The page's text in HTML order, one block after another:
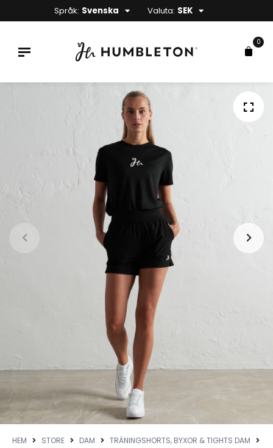
Språk: Svenska Valuta: SEK
0
HEM STORE DAM
TRÄNINGSHORTS, BYXOR & TIGHTS DAM